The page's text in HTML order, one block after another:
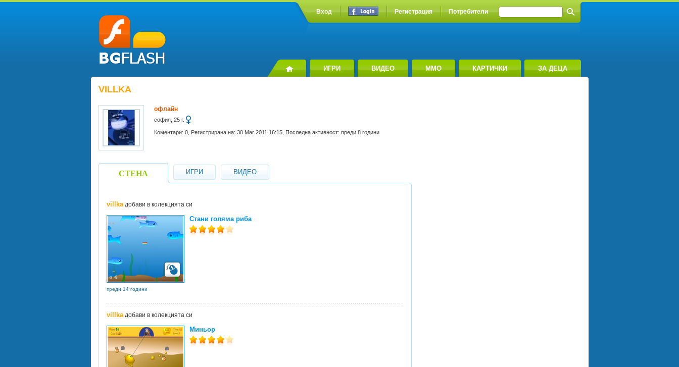
Вход Регистрация Потребители
ИГРИ ВИДЕО MMO КАРТИЧКИ ЗА ДЕЦА
VILLKA
офлайн
софия, 25 г.
Коментари: 0, Регистрирана на: 30 Mar 2011 16:15, Последна активност: преди 8 години
СТЕНА ИГРИ ВИДЕО
villkaдобави в колекцията си
Стани голяма риба
преди 14 години
villkaдобави в колекцията си
Миньор